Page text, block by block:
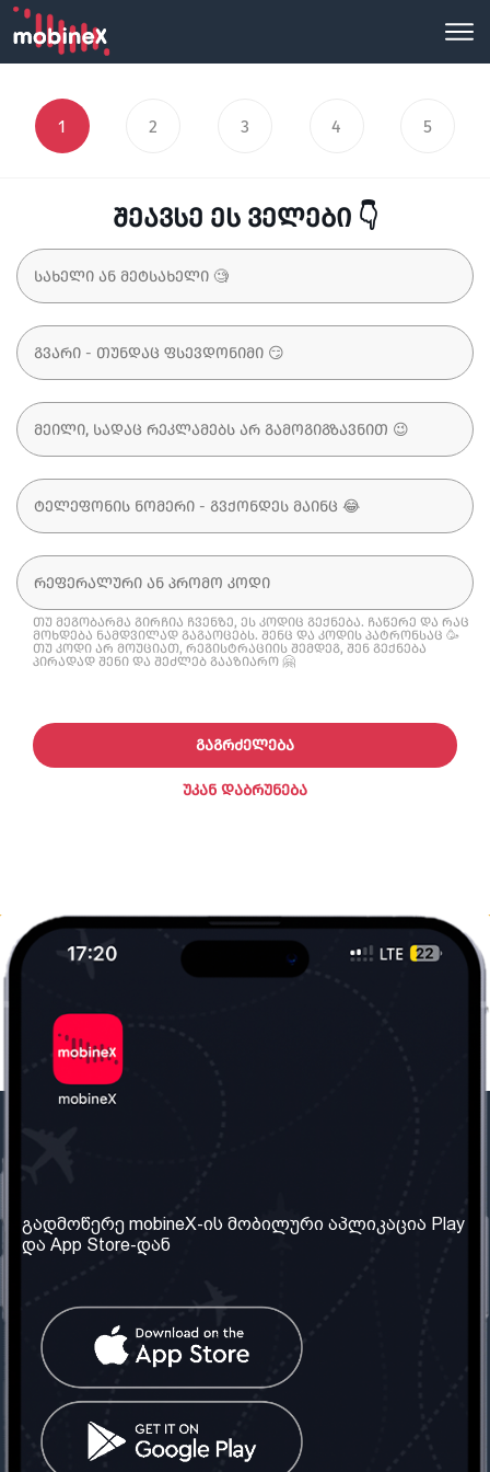
1 2 3 4 5
შეავსე ეს ველები 👇
თუ მეგობარმა გირჩია ჩვენზე, ეს კოდიც გექნება. ჩაწერე და რაც
მოხდება ნამდვილად გაგაოცებს. შენც და კოდის პატრონსაც 🥳
თუ კოდი არ მოუციათ, რეგისტრაციის შემდეგ, შენ გექნება
პირადად შენი და შეძლებ გააზიარო 🤗
ᲣᲙᲐᲜ ᲓᲐᲑᲠᲣᲜᲔᲑᲐ
ᲒᲐᲒᲠᲫᲔᲚᲔᲑᲐ
ჩვენ შესახებ
ჩვენი სერვისები
წესები და პირობები
კითხვები
კონტაქტი
საქართველო: თბილისი
ტელ: 032 2 04 00 50
სოციალური ქსელი
გადმოწერე mobineX-ის მობილური აპლიკაცია Play
და App Store-დან